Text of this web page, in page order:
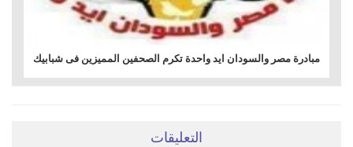
مبادرة مصر والسودان ايد واحدة تكرم الصحفين المميزين فى شبابيك
التعليقات